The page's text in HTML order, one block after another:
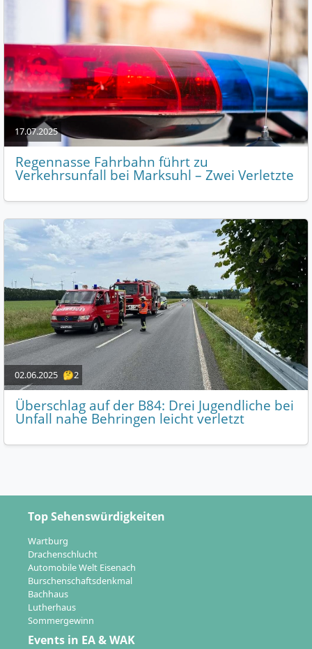
17.07.2025
Regennasse Fahrbahn führt zu
Verkehrsunfall bei Marksuhl – Zwei Verletzte
02.06.2025 🤔2
Überschlag auf der B84: Drei Jugendliche bei
Unfall nahe Behringen leicht verletzt
Top Sehenswürdigkeiten
Wartburg
Drachenschlucht
Automobile Welt Eisenach
Burschenschaftsdenkmal
Bachhaus
Lutherhaus
Sommergewinn
Events in EA & WAK